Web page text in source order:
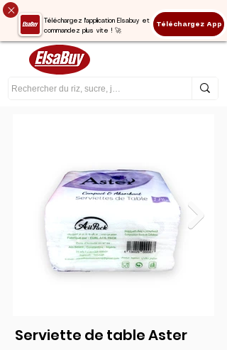
Téléchargez l'application Elsabuy et
commandez plus vite ! 🚀
Téléchargez App
Serviette de table Aster